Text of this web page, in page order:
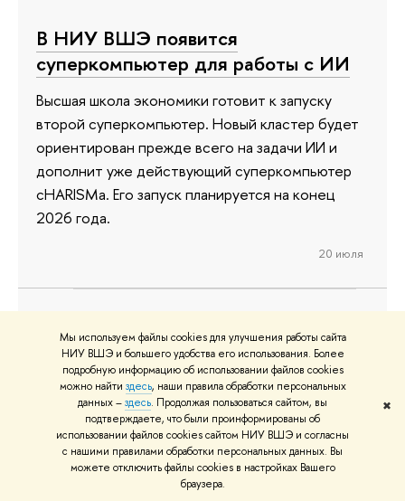
Мы используем файлы cookies для улучшения работы сайта
НИУ ВШЭ и большего удобства его использования. Более
подробную информацию об использовании файлов cookies
можно найти здесь, наши правила обработки персональных
данных –здесь. Продолжая пользоваться сайтом, вы
подтверждаете, что были проинформированы об
использовании файлов cookies сайтом НИУ ВШЭ и согласны
с нашими правилами обработки персональных данных. Вы
можете отключить файлы cookies в настройках Вашего
браузера.
✖
В НИУ ВШЭ появится
суперкомпьютер для работы с ИИ
Высшая школа экономики готовит к запуску
второй суперкомпьютер. Новый кластер будет
ориентирован прежде всего на задачи ИИ и
дополнит уже действующий суперкомпьютер
cHARISMa. Его запуск планируется на конец
2026 года.
20 июля
В НИУ ВШЭ создан Фонд науки и
технологий
Фонд науки и технологий НИУ ВШЭ (ФНТ)
будет финансировать перспективные научные
инициативы, имеющие прикладную
направленность и содействующие достижению
технологического лидерства России. На